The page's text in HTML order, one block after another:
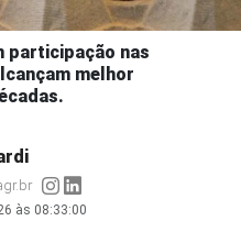
participação nas
melhor
às 08:33:00